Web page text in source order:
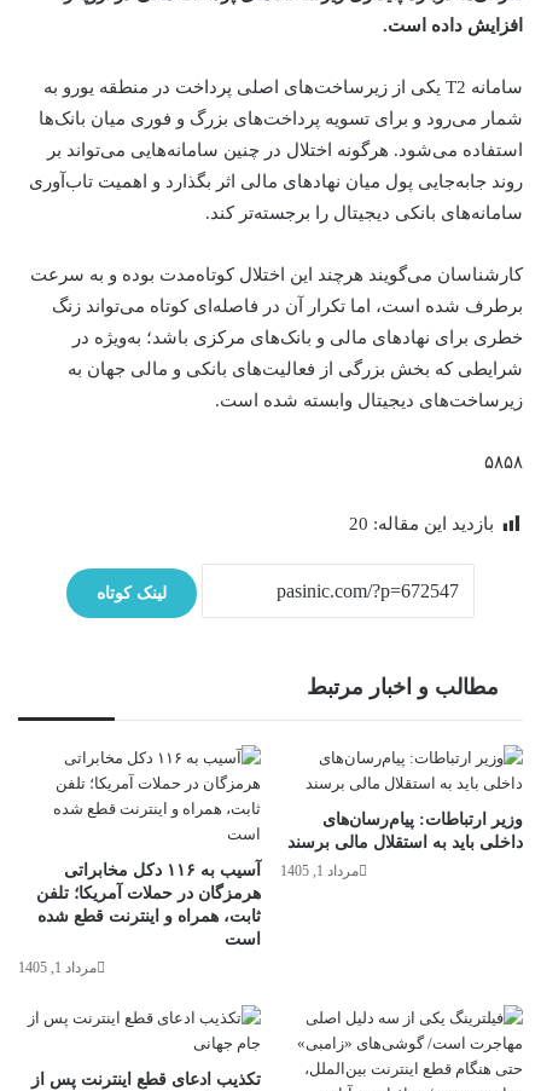
افزایش داده است.
سامانه T2 یکی از زیرساخت‌های اصلی پرداخت در منطقه یورو به
شمار می‌رود و برای تسویه پرداخت‌های بزرگ و فوری میان بانک‌ها
استفاده می‌شود. هرگونه اختلال در چنین سامانه‌هایی می‌تواند بر
روند جابه‌جایی پول میان نهادهای مالی اثر بگذارد و اهمیت تاب‌آوری
سامانه‌های بانکی دیجیتال را برجسته‌تر کند.
کارشناسان می‌گویند هرچند این اختلال کوتاه‌مدت بوده و به سرعت
برطرف شده است، اما تکرار آن در فاصله‌ای کوتاه می‌تواند زنگ
خطری برای نهادهای مالی و بانک‌های مرکزی باشد؛ به‌ویژه در
شرایطی که بخش بزرگی از فعالیت‌های بانکی و مالی جهان به
زیرساخت‌های دیجیتال وابسته شده است.
۵۸۵۸
بازدید این مقاله: 20
لینک کوتاه
مطالب و اخبار مرتبط
آسیب به ۱۱۶ دکل مخابراتی
هرمزگان در حملات آمریکا؛ تلفن
ثابت، همراه و اینترنت ‌قطع شده
است
مرداد 1, 1405
وزیر ارتباطات: پیام‌رسان‌های
داخلی باید به استقلال مالی برسند
مرداد 1, 1405
تکذیب ادعای قطع اینترنت پس از